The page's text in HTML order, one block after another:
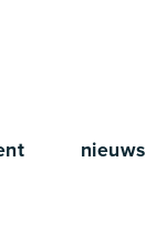
nieuws